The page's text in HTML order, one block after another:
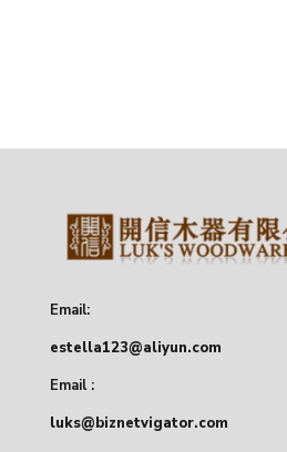
Email:
estella123@aliyun.com
Email :
luks@biznetvigator.com